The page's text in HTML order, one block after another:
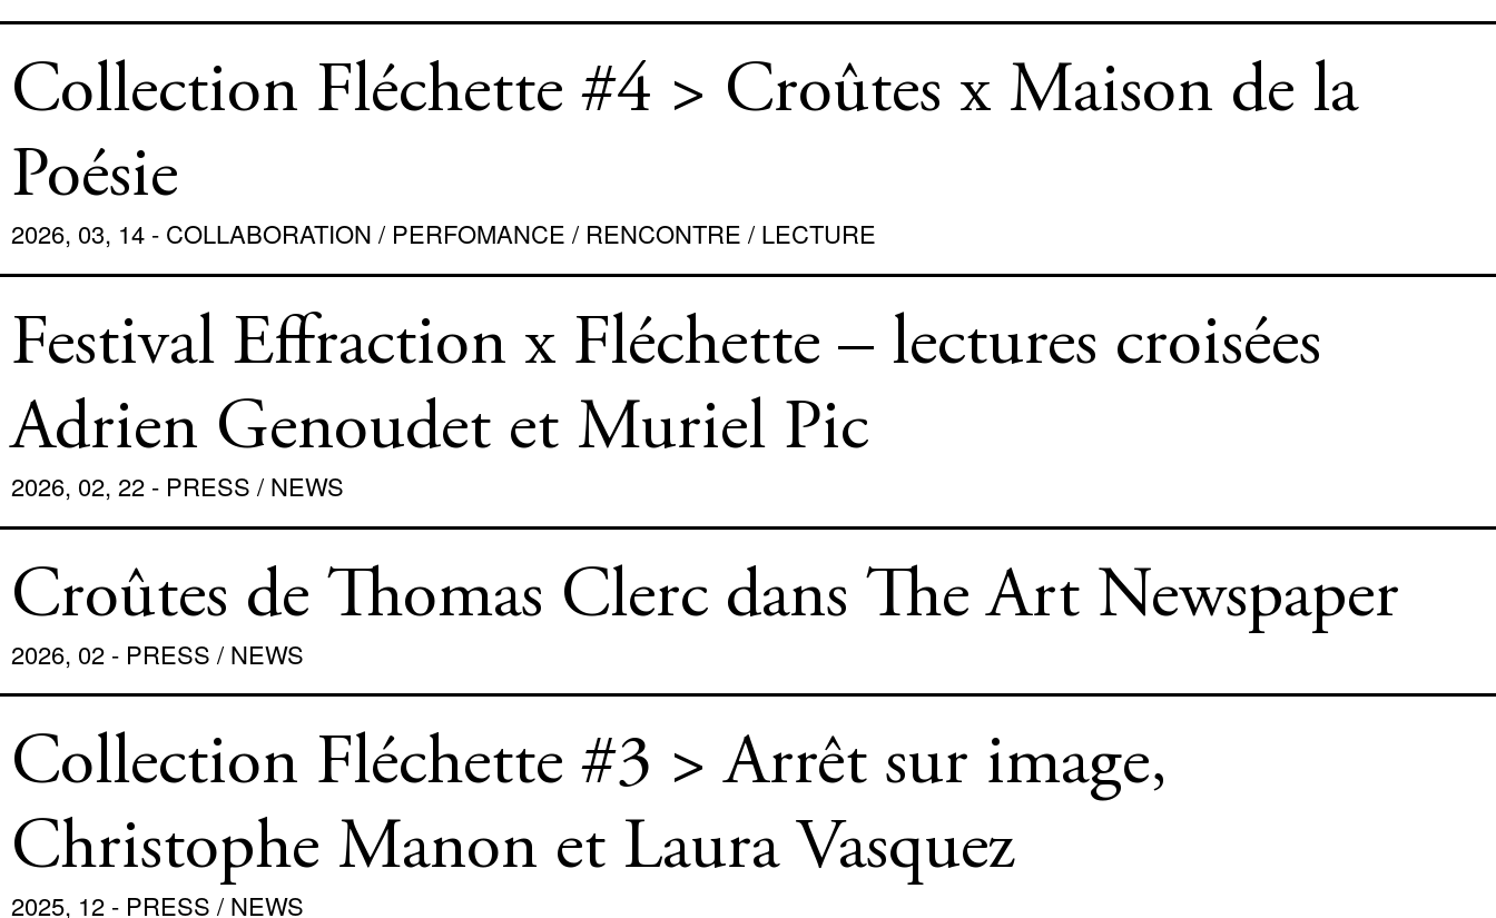
Collection Fléchette #4 > Croûtes x Maison de la
Poésie
2026, 03, 14 - COLLABORATION / PERFOMANCE / RENCONTRE / LECTURE
Festival Effraction x Fléchette – lectures croisées
Adrien Genoudet et Muriel Pic
2026, 02, 22 - PRESS / NEWS
Croûtes de Thomas Clerc dans The Art Newspaper
2026, 02 - PRESS / NEWS
Collection Fléchette #3 > Arrêt sur image,
Christophe Manon et Laura Vasquez
2025, 12 - PRESS / NEWS